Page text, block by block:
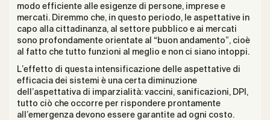
modo efficiente alle esigenze di persone, imprese e
mercati. Diremmo che, in questo periodo, le aspettative in
capo alla cittadinanza, al settore pubblico e ai mercati
sono profondamente orientate al “buon andamento”, cioè
al fatto che tutto funzioni al meglio e non ci siano intoppi.
L’effetto di questa intensificazione delle aspettative di
efficacia dei sistemi è una certa diminuzione
dell’aspettativa di imparzialità: vaccini, sanificazioni, DPI,
tutto ciò che occorre per rispondere prontamente
all’emergenza devono essere garantite ad ogni costo.